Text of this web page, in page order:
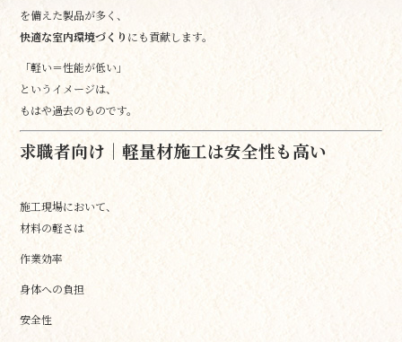
を備えた製品が多く、
快適な室内環境づくり にも貢献します。
「軽い＝性能が低い」
というイメージは、
もはや過去のものです。
求職者向け｜軽量材施工は安全性も高い
施工現場において、
材料の軽さは
作業効率
身体への負担
安全性